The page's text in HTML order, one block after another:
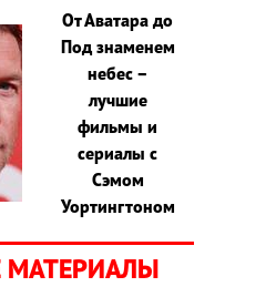
От Аватара до
Под знаменем
небес –
лучшие
фильмы и
сериалы с
Сэмом
Уортингтоном